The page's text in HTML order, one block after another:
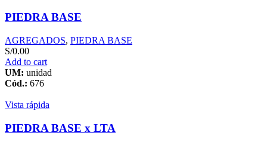
PIEDRA BASE
AGREGADOS, PIEDRA BASE
S/0.00
Add to cart
UM: unidad
Cód.: 676
Vista rápida
PIEDRA BASE x LTA